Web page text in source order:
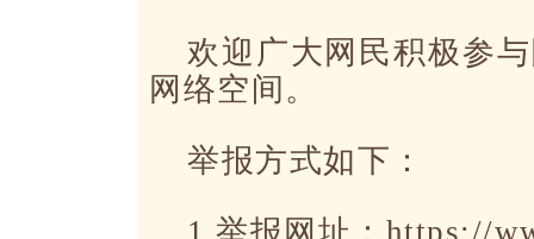
欢迎广大网民积极参
网络空间。
举报方式如下：
1.举报网址：https://